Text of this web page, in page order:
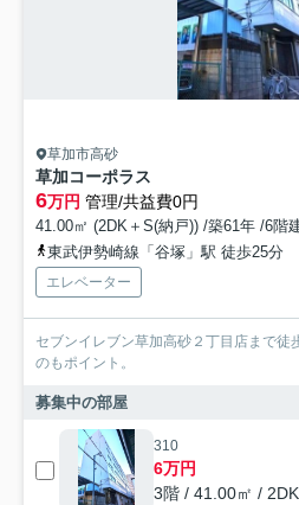
草加市高砂
草加コーポラス
6万円 管理/共益費0円
41.00㎡ (2DK＋S(納戸)) /築61年 /6階
東武伊勢崎線「谷塚」駅 徒歩25分
エレベーター
セブンイレブン草加高砂２丁目店まで徒
のもポイント。
募集中の部屋
310
6万円
3階 / 41.00㎡ /